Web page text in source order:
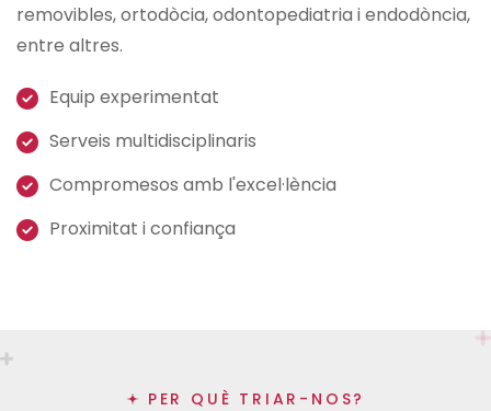
removibles, ortodòcia, odontopediatria i endodòncia,
entre altres.
Equip experimentat
Serveis multidisciplinaris
Compromesos amb l'excel·lència
Proximitat i confiança
PER QUÈ TRIAR-NOS?